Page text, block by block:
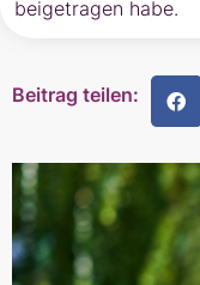
beigetragen habe.
Beitrag teilen: